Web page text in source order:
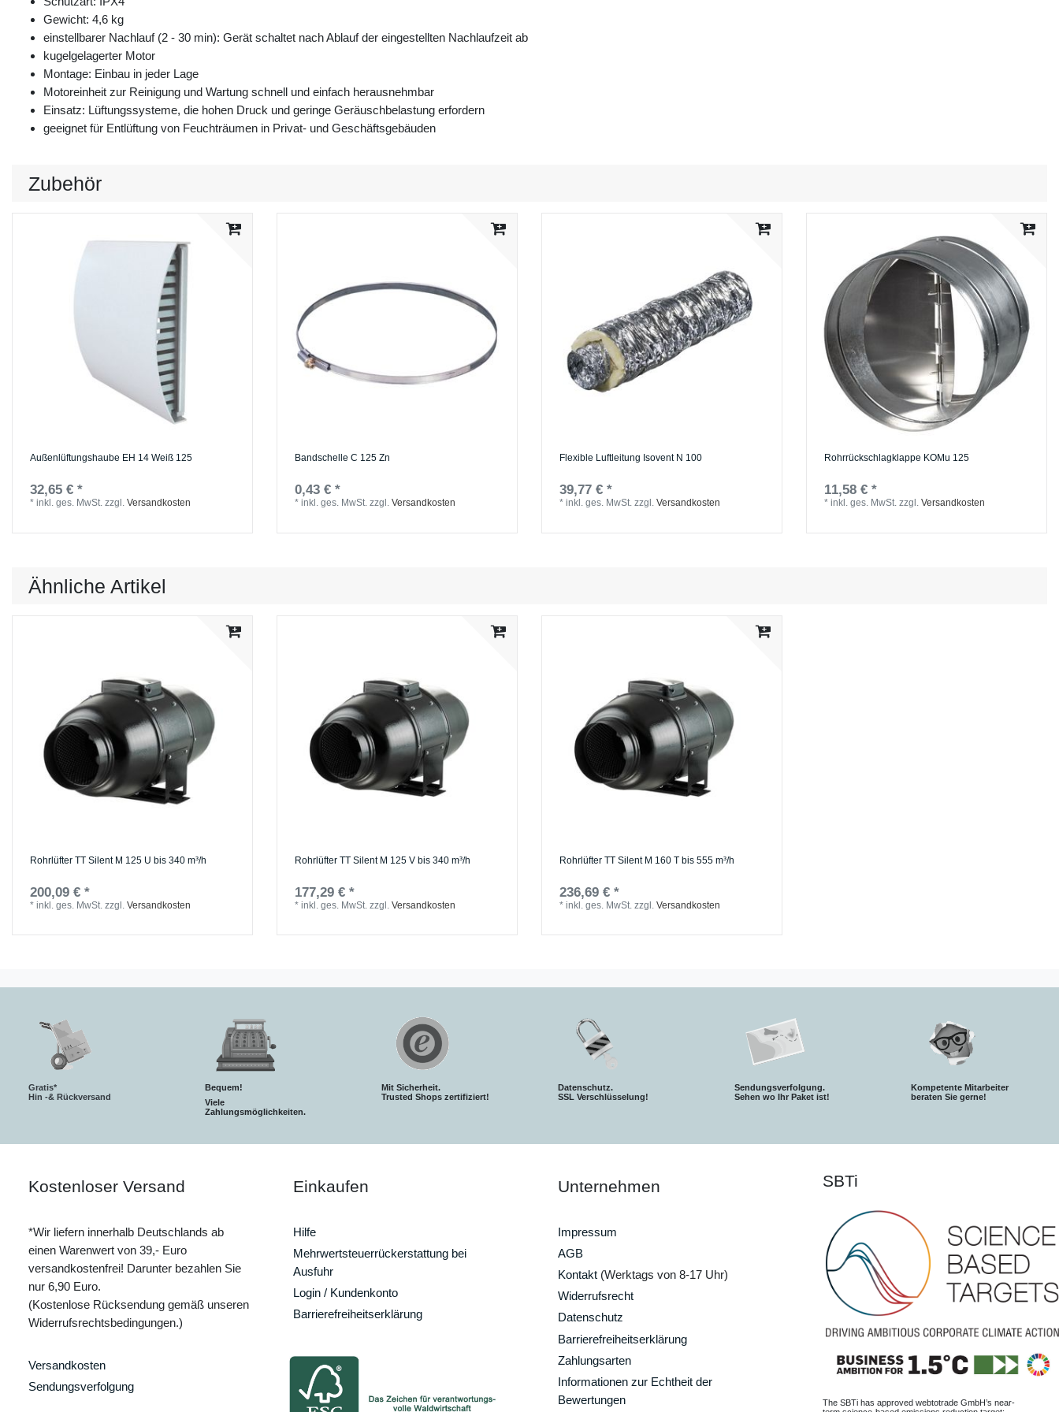
Gewicht: 4,6 kg
einstellbarer Nachlauf (2 - 30 min): Gerät schaltet nach Ablauf der eingestellten Nachlaufzeit ab
kugelgelagerter Motor
Montage: Einbau in jeder Lage
Motoreinheit zur Reinigung und Wartung schnell und einfach herausnehmbar
Einsatz: Lüftungssysteme, die hohen Druck und geringe Geräuschbelastung erfordern
geeignet für Entlüftung von Feuchträumen in Privat- und Geschäftsgebäuden
Zubehör
Außenlüftungshaube EH 14 Weiß 125
32,65 € *
*inkl. ges. MwSt. zzgl.Versandkosten
Bandschelle C 125 Zn
0,43 € *
*inkl. ges. MwSt. zzgl.Versandkosten
Flexible Luftleitung Isovent N 100
39,77 € *
*inkl. ges. MwSt. zzgl.Versandkosten
Rohrrückschlagklappe KOMu 125
11,58 € *
*inkl. ges. MwSt. zzgl.Versandkosten
Ähnliche Artikel
Rohrlüfter TT Silent M 125 U bis 340 m³/h
200,09 € *
*inkl. ges. MwSt. zzgl.Versandkosten
Rohrlüfter TT Silent M 125 V bis 340 m³/h
177,29 € *
*inkl. ges. MwSt. zzgl.Versandkosten
Rohrlüfter TT Silent M 160 T bis 555 m³/h
236,69 € *
*inkl. ges. MwSt. zzgl.Versandkosten
Gratis*
Hin -& Rückversand
Bequem!
Viele
Zahlungsmöglichkeiten.
Mit Sicherheit.
Trusted Shops zertifiziert!
Datenschutz.
SSL Verschlüsselung!
Sendungsverfolgung.
Sehen wo Ihr Paket ist!
Kompetente Mitarbeiter
beraten Sie gerne!
Kostenloser Versand
*Wir liefern innerhalb Deutschlands ab
einen Warenwert von 39,- Euro
versandkostenfrei! Darunter bezahlen Sie
nur 6,90 Euro.
(Kostenlose Rücksendung gemäß unseren
Widerrufsrechtsbedingungen.)
Versandkosten
Sendungsverfolgung
Einkaufen
Hilfe
Mehrwertsteuerrückerstattung bei
Ausfuhr
Login / Kundenkonto
Barrierefreiheitserklärung
Unternehmen
Impressum
AGB
Kontakt (Werktags von 8-17 Uhr)
Widerrufsrecht
Datenschutz
Barrierefreiheitserklärung
Zahlungsarten
Informationen zur Echtheit der
Bewertungen
SBTi
The SBTi has approved webtotrade GmbH’s near-